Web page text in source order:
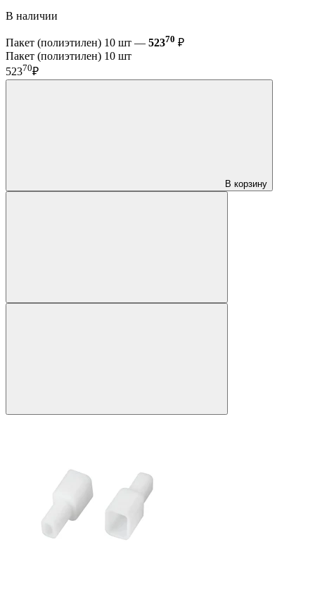
В наличии
Пакет (полиэтилен) 10 шт — 52370 ₽
Пакет (полиэтилен) 10 шт
52370₽
В корзину